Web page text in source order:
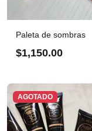
Paleta de sombras
$1,150.00
AGOTADO